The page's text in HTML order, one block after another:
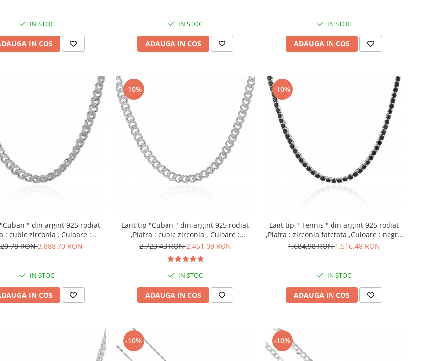
IN STOC
IN COS
IN STOC
ADAUGA IN COS
IN STOC
ADAUGA IN COS
" din argint 925 rodiat
: cubic zirconia , Culoare :
,Sonis Silver
RON3.888,70 RON
IN STOC
IN COS
-10%
Lant tip "Cuban " din argint 925 rodiat
,Piatra : cubic zirconia , Culoare :
transparenta ,Sonis Silver
2.723,43 RON2.451,09 RON
IN STOC
ADAUGA IN COS
-10%
Lant tip " Tennis " din argint 925 rodiat
,Piatra : zirconia fatetata ,Culoare : negru
1.684,98 RON1.516,48 RON
IN STOC
ADAUGA IN COS
-10% -10%